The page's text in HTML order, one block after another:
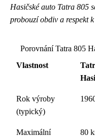
Hasičské auto Tatra 805
probouzí obdiv a respekt
Porovnání Tatra 805
Vlastnost
Rok výroby
(typický)
Maximální
80